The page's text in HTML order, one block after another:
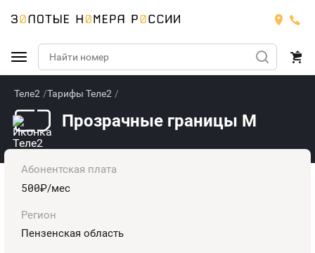
Подобрать номер
Билайн
БИЛАЙН
Номера
Мегафон
Тарифы
ТЕЛЕ2
Йота
Теле2 Тарифы Теле2
Прозрачные границы M
Абонентская плата
500руб./мес
Регион
Пензенская область